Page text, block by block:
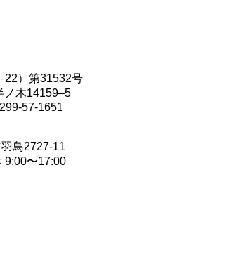
）第31532号
ノ木14159‒5
57-1651
鳥2727-11
9:00〜17:00